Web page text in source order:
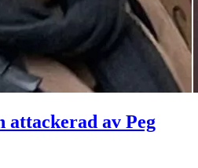
attackerad av Peg